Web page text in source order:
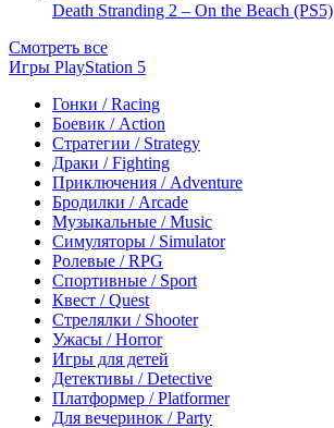
Death Stranding 2 – On the Beach (PS5)
Смотреть все
Игры PlayStation 5
Гонки / Racing
Боевик / Action
Стратегии / Strategy
Драки / Fighting
Приключения / Adventure
Бродилки / Arcade
Музыкальные / Music
Симуляторы / Simulator
Ролевые / RPG
Спортивные / Sport
Квест / Quest
Стрелялки / Shooter
Ужасы / Horror
Игры для детей
Детективы / Detective
Платформер / Platformer
Для вечеринок / Party